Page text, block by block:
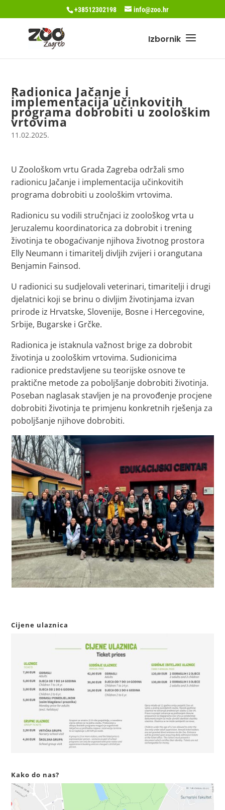
+38512302198 info@zoo.hr
Radionica Jačanje i
implementacija učinkovitih
programa dobrobiti u zoološkim
vrtovima
11.02.2025.
U Zoološkom vrtu Grada Zagreba održali smo
radionicu Jačanje i implementacija učinkovitih
programa dobrobiti u zoološkim vrtovima.
Radionicu su vodili stručnjaci iz zoološkog vrta u
Jeruzalemu koordinatorica za dobrobit i trening
životinja te obogaćivanje njihova životnog prostora
Elly Neumann i timaritelj divljih zvijeri i orangutana
Benjamin Fainsod.
U radionici su sudjelovali veterinari, timaritelji i drugi
djelatnici koji se brinu o divljim životinjama izvan
prirode iz Hrvatske, Slovenije, Bosne i Hercegovine,
Srbije, Bugarske i Grčke.
Radionica je istaknula važnost brige za dobrobit
životinja u zoološkim vrtovima. Sudionicima
radionice predstavljene su teorijske osnove te
praktične metode za poboljšanje dobrobiti životinja.
Poseban naglasak stavljen je na provođenje procjene
dobrobiti životinja te primjenu konkretnih rješenja za
poboljšanje njihove dobrobiti.
Cijene ulaznica
Kako do nas?